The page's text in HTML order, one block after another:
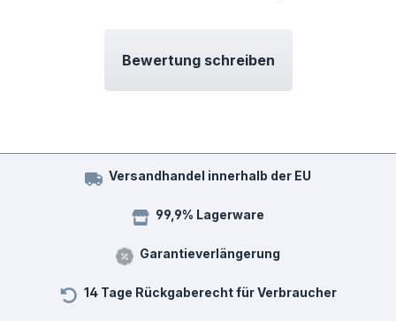
Bewertung schreiben
Versandhandel innerhalb der EU
99,9% Lagerware
Garantieverlängerung
14 Tage Rückgaberecht für Verbraucher